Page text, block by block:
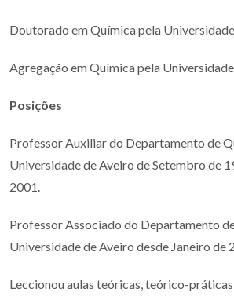
Doutorado em Química pela
Agregação em Química pela
Posições
Professor Auxiliar do Departamento de
Universidade de Aveiro de Setembro de
2001.
Professor Associado do Departamento
Universidade de Aveiro desde Janeiro de
Leccionou aulas teóricas, teórico-